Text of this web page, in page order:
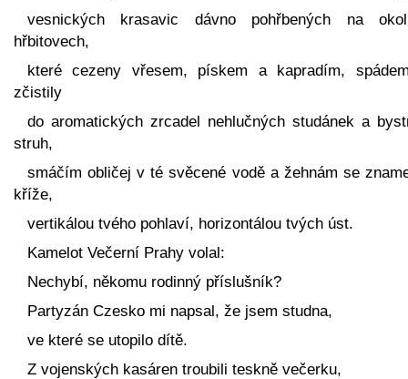
vesnických krasavic dávno pohřbených na
hřbitovech,
které cezeny vřesem, pískem a kapradím,
zčistily
do aromatických zrcadel nehlučných studánek a
struh,
smáčím obličej v té svěcené vodě a žehnám se
kříže,
vertikálou tvého pohlaví, horizontálou tvých úst.
Kamelot Večerní Prahy volal:
Nechybí, někomu rodinný příslušník?
Partyzán Czesko mi napsal, že jsem studna,
ve které se utopilo dítě.
Z vojenských kasáren troubili teskně večerku,